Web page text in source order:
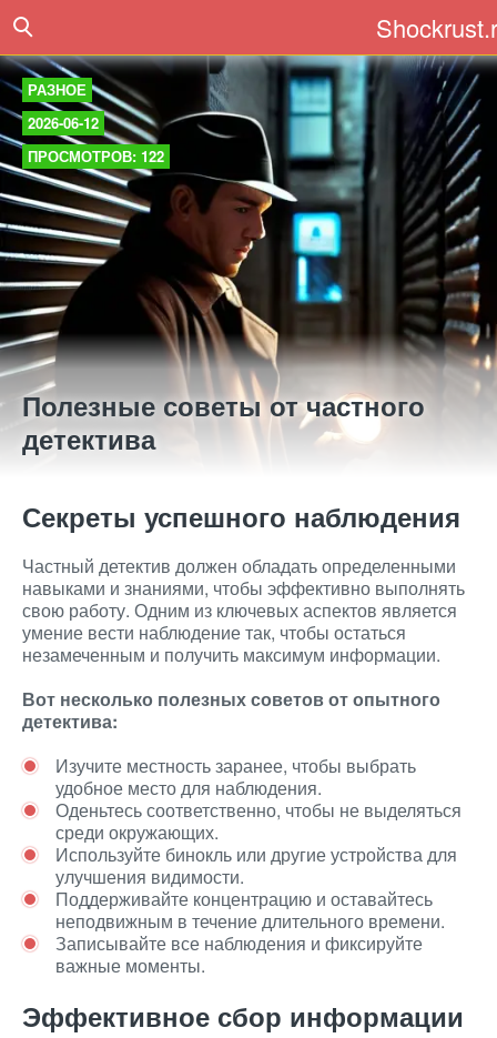
РАЗНОЕ
2026-06-12
ПРОСМОТРОВ: 122
Полезные советы от частного
детектива
Секреты успешного наблюдения
Частный детектив должен обладать определенными
навыками и знаниями, чтобы эффективно выполнять
свою работу. Одним из ключевых аспектов является
умение вести наблюдение так, чтобы остаться
незамеченным и получить максимум информации.
Вот несколько полезных советов от опытного
детектива:
Изучите местность заранее, чтобы выбрать
удобное место для наблюдения.
Оденьтесь соответственно, чтобы не выделяться
среди окружающих.
Используйте бинокль или другие устройства для
улучшения видимости.
Поддерживайте концентрацию и оставайтесь
неподвижным в течение длительного времени.
Записывайте все наблюдения и фиксируйте
важные моменты.
Эффективное сбор информации